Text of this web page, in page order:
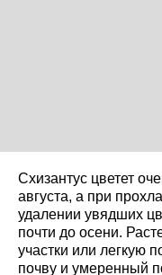
Схизантус цветет
августа, а при
удалении увядших
почти до осени.
участки или легкую
почву и умеренный